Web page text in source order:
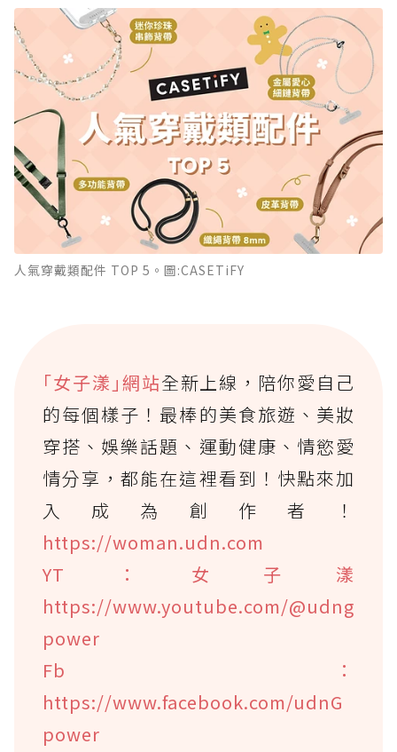
人氣穿戴類配件 TOP 5。圖:CASETiFY
｢女子漾｣網站全新上線，陪你愛自己
的每個樣子！最棒的美食旅遊、美妝
穿搭、娛樂話題、運動健康、情慾愛
情分享，都能在這裡看到！快點來加
入成為創作者！
https://woman.udn.com
YT：女子漾
https://www.youtube.com/@udng
power
Fb：
https://www.facebook.com/udnG
power